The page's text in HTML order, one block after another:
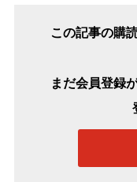
この記事の購
まだ会員登録